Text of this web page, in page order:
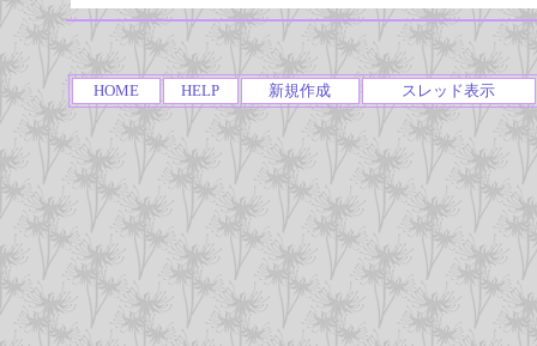
HOME HELP 新規作成 スレッド表示